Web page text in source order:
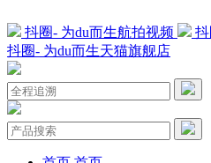
抖圈- 为du而生航拍视频
抖圈- 为du而生天猫旗舰店